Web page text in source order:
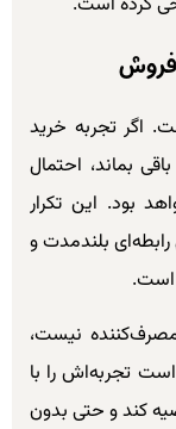
فروش
اگر تجربه خرید
بماند، احتمال
بود. این تکرار
بلندمدت و
است.
نیست،
تجربه‌اش را با
کند و حتی بدون